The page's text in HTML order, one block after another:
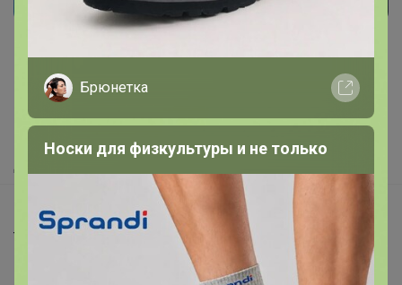
Как здесь все устроено?
Как сделать заказ?
Как получить?
Доставка
Шоурумы
Торговые марки
Брюнетка
Носки для физкультуры и не только